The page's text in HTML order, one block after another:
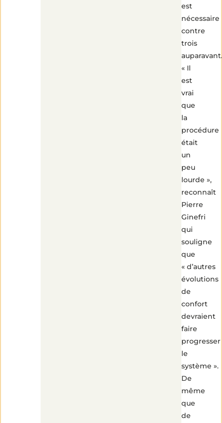
est
nécessaire
contre
trois
auparavant.
« Il
est
vrai
que
la
procédure
était
un
peu
lourde »,
reconnaît
Pierre
Ginefri
qui
souligne
que
« d’autres
évolutions
de
confort
devraient
faire
progresser
le
système ».
De
même
que
de